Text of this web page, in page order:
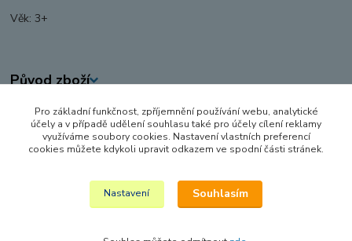
Věk: 3+
Původ zboží
Zboží zařazeno v kategoriích
KUCHYŇKY, PRODEJNY A DOMÁCNOST
Pro základní funkčnost, zpříjemnění používání webu, analytické
účely a v případě udělení souhlasu také pro účely cílení reklamy
využíváme soubory cookies. Nastavení vlastních preferencí
cookies můžete kdykoli upravit odkazem ve spodní části stránek.
Nastavení Souhlasím